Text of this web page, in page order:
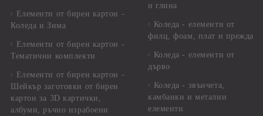
Елементи от бирен картон -
Коледа и Зима
Елементи от бирен картон -
Тематични комплекти
Елементи от бирен картон -
Шейкър заготовки от бирен
картон за 3D картички,
албуми, ръчно израбоени
и глина
Коледа - елементи от
филц, фоам, плат и прежда
Коледа - елементи от
дърво
Коледа - звънчета,
камбанки и метални
елементи